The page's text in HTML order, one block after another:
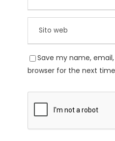
Save my name,
browser for the next